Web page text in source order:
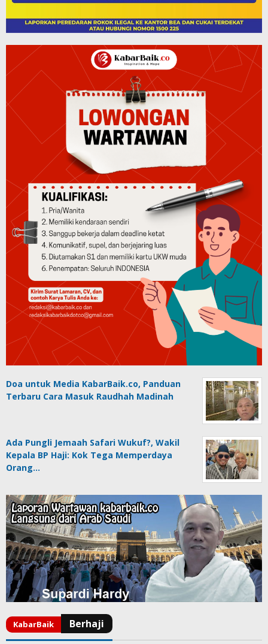
Doa untuk Media KabarBaik.co, Panduan
Terbaru Cara Masuk Raudhah Madinah
Ada Pungli Jemaah Safari Wukuf?, Wakil
Kepala BP Haji: Kok Tega Memperdaya
Orang…